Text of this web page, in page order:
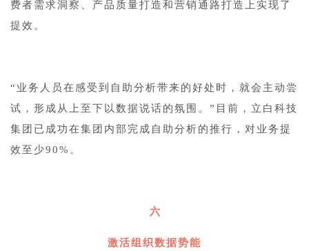
费者需求洞察、产品质量打造和营销通路打造上实现了
提效。
“业务人员在感受到自助分析带来的好处时，就会主动尝
试，形成从上至下以数据说话的氛围。”目前，立白科技
集团已成功在集团内部完成自助分析的推行，对业务提
效至少90%。
六
激活组织数据势能